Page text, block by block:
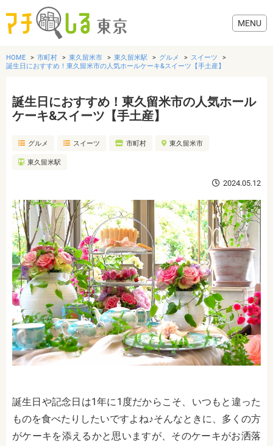
グルメ
美容・健康
おでかけ
生活
HOME 市町村 東久留米市 東久留米駅 グルメ
スイーツ
誕生日におすすめ！東久留米市の人気ホールケーキ&スイーツ【手土産】
誕生日におすすめ！東久留米市の人気ホール
ケーキ&スイーツ【手土産】
グルメ スイーツ 市町村 東久留米市
東久留米駅
2024.05.12
誕生日や記念日は1年に1度だからこそ、いつもと違った
ものを食べたりしたいですよね♪そんなときに、多くの方
がケーキを添えるかと思いますが、そのケーキがお洒落